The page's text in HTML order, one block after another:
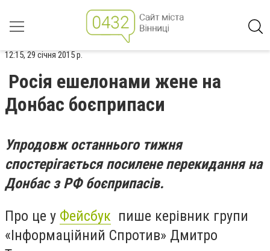
12:15, 29 січня 2015 р.
Росія ешелонами жене на
Донбас боєприпаси
Упродовж останнього тижня
спостерігається посилене перекидання на
Донбас з РФ боєприпасів.
Про це у Фейсбук пише керівник групи
«Інформаційний Спротив» Дмитро